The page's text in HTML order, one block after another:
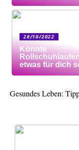
28/10/2022
Könnte
etwas für dich
Gesundes Leben: